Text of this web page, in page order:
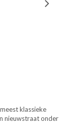
klassieke
nieuwstraat onder